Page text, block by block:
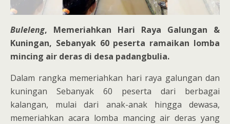
Buleleng, Memeriahkan Hari Raya Galungan &
Kuningan, Sebanyak 60 peserta ramaikan lomba
mincing air deras di desa padangbulia.
Dalam rangka memeriahkan hari raya galungan dan
kuningan Sebanyak 60 peserta dari berbagai
kalangan, mulai dari anak-anak hingga dewasa,
memeriahkan acara lomba mancing air deras yang